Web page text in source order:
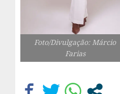
Foto/Divulgação: Márcio
Farias